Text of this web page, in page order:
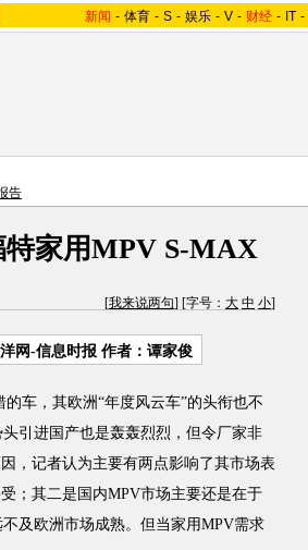
新闻 - 体育 - S - 娱乐 - V - 财经 - IT -
告
家用MPV S-MAX
[我来说两句] [字号： 大 中 小]
网-信息时报 作者：谭家俊
的车，其欧洲“年度风云车”的头衔也不
引进国产也是轰轰烈烈，但令厂家非
，记者认为主要有两点影响了其市场表
；其二是国内MPV市场主要还是在于
及欧洲市场成熟。但当家用MPV需求